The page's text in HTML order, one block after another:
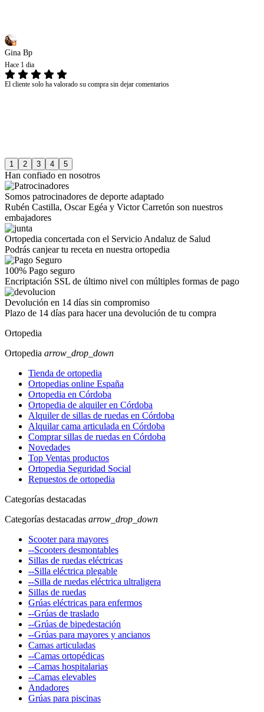
Gina Bp
Hace 1 dia
El cliente solo ha valorado su compra sin dejar comentarios
1 2 3 4 5
Han confiado en nosotros
Somos patrocinadores de deporte adaptado
Rubén Castilla, Oscar Egéa y Victor Carretón son nuestros
embajadores
Ortopedia concertada con el Servicio Andaluz de Salud
Podrás canjear tu receta en nuestra ortopedia
100% Pago seguro
Encriptación SSL de último nivel con múltiples formas de pago
Devolución en 14 días sin compromiso
Plazo de 14 días para hacer una devolución de tu compra
Ortopedia
Ortopedia arrow_drop_down
Tienda de ortopedia
Ortopedias online España
Ortopedia en Córdoba
Ortopedia de alquiler en Córdoba
Alquiler de sillas de ruedas en Córdoba
Alquilar cama articulada en Córdoba
Comprar sillas de ruedas en Córdoba
Novedades
Top Ventas productos
Ortopedia Seguridad Social
Repuestos de ortopedia
Categorías destacadas
Categorías destacadas arrow_drop_down
Scooter para mayores
--Scooters desmontables
Sillas de ruedas eléctricas
--Silla eléctrica plegable
--Silla de ruedas eléctrica ultraligera
Sillas de ruedas
Grúas eléctricas para enfermos
--Grúas de traslado
--Grúas de bipedestación
--Grúas para mayores y ancianos
Camas articuladas
--Camas ortopédicas
--Camas hospitalarias
--Camas elevables
Andadores
Grúas para piscinas